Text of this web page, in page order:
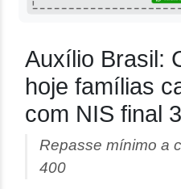
Auxílio Brasil:
hoje famílias
com NIS final 3
Repasse mínimo a
400